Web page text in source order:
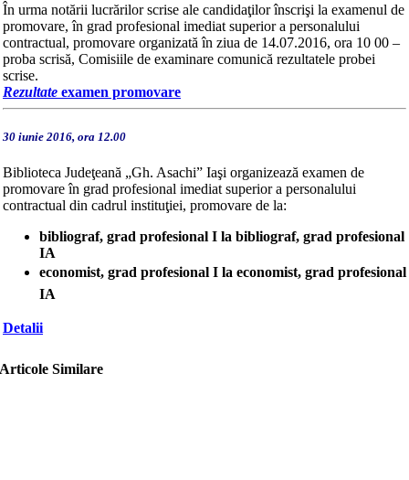
În urma notării lucrărilor scrise ale candidaţilor înscrişi la examenul de
promovare, în grad profesional imediat superior a personalului
contractual, promovare organizată în ziua de 14.07.2016, ora 10 00 –
proba scrisă, Comisiile de examinare comunică rezultatele probei
scrise.
Rezultate examen promovare
30 iunie 2016, ora 12.00
Biblioteca Judeţeană „Gh. Asachi” Iaşi organizează examen de
promovare în grad profesional imediat superior a personalului
contractual din cadrul instituţiei, promovare de la:
bibliograf, grad profesional I la bibliograf, grad profesional
IA
economist, grad profesional I la economist, grad profesional
IA
Detalii
Articole Similare